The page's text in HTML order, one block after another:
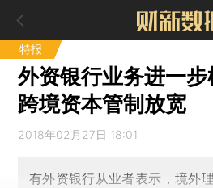
特报
外资银行业务进一
跨境资本管制放宽
2018年02月27日 18:01
有外资银行从业者表示，境外